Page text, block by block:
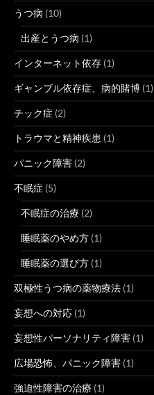
うつ病 (10)
出産とうつ病 (1)
インターネット依存 (1)
ギャンブル依存症、病的賭博 (1)
チック症 (2)
トラウマと精神疾患 (1)
パニック障害 (2)
不眠症 (5)
不眠症の治療 (2)
睡眠薬のやめ方 (1)
睡眠薬の選び方 (1)
双極性うつ病の薬物療法 (1)
妄想への対応 (1)
妄想性パーソナリティ障害 (1)
広場恐怖、パニック障害 (1)
強迫性障害の治療 (1)